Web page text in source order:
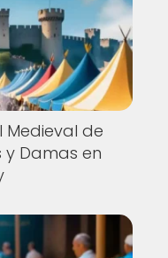
Medieval de
y Damas en